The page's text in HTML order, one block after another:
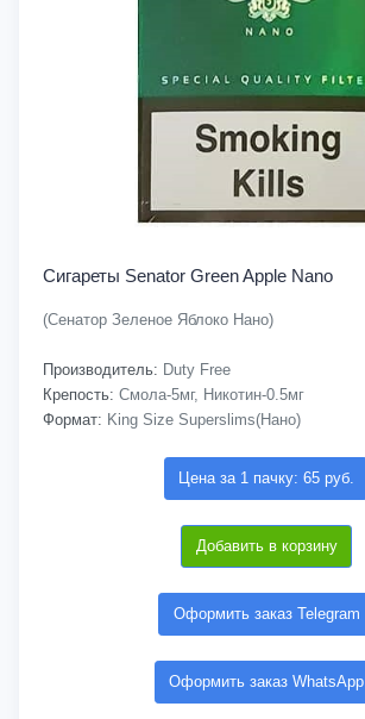
Сигареты Senator Green Apple Nano
(Сенатор Зеленое Яблоко Нано)
Производитель: Duty Free
Крепость: Смола-5мг, Никотин-0.5мг
Формат: King Size Superslims(Нано)
Цена за 1 пачку: 65 руб.
Добавить в корзину
Оформить заказ Telegram
Оформить заказ WhatsApp